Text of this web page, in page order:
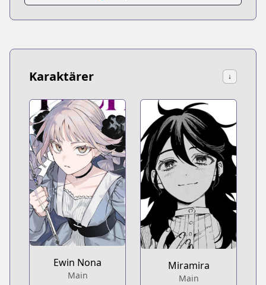
Karaktärer ↓
Ewin Nona
Main
Miramira
Main